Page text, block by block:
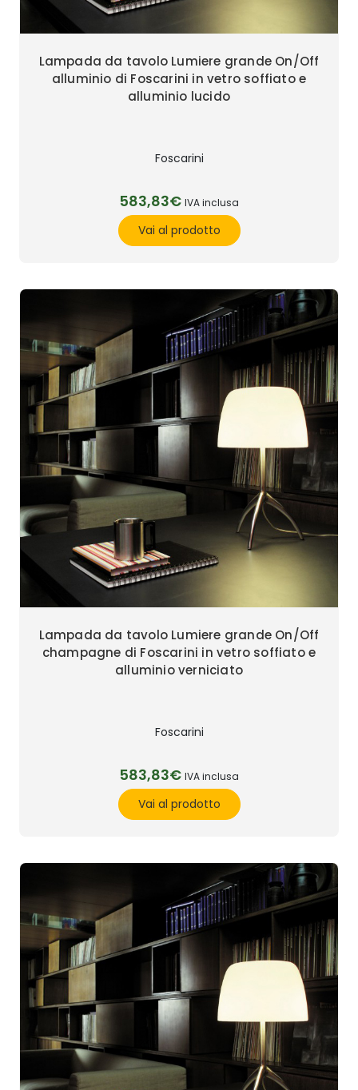
Lampada da tavolo Lumiere grande On/Off
alluminio di Foscarini in vetro soffiato e
alluminio lucido
Foscarini
583,83€ IVA inclusa
Vai al prodotto
Lampada da tavolo Lumiere grande On/Off
champagne di Foscarini in vetro soffiato e
alluminio verniciato
Foscarini
583,83€ IVA inclusa
Vai al prodotto